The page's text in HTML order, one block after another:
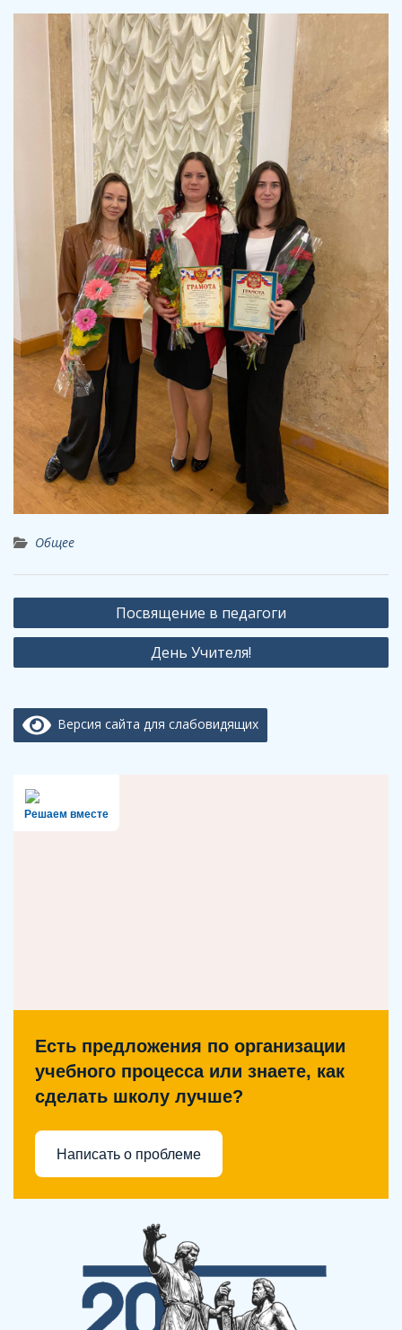
Общее
Навигация
по
Посвящение в педагоги
День Учителя!
Версия сайта для слабовидящих
Решаем вместе
Есть предложения по организации
учебного процесса или знаете, как
сделать школу лучше?
Написать о проблеме